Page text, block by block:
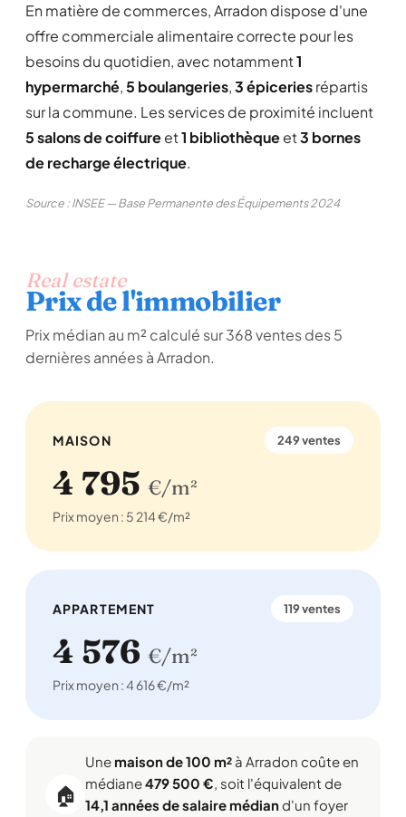
En matière de commerces, Arradon dispose d'une
offre commerciale alimentaire correcte pour les
besoins du quotidien, avec notamment1
hypermarché,5 boulangeries,3 épiceriesrépartis
sur la commune. Les services de proximité incluent
5 salons de coiffureet1 bibliothèqueet3 bornes
de recharge électrique.
Source : INSEE — Base Permanente des Équipements 2024
Real estate
Prix de l'immobilier
Prix médian au m² calculé sur 368 ventes des 5
dernières années à Arradon.
MAISON 249 ventes
4 795 €/m²
Prix moyen : 5 214 €/m²
APPARTEMENT 119 ventes
4 576 €/m²
Prix moyen : 4 616 €/m²
🏠
Une maison de 100 m² à Arradon coûte en
médiane479 500 €, soit l'équivalent de
14,1 années de salaire médiand'un foyer